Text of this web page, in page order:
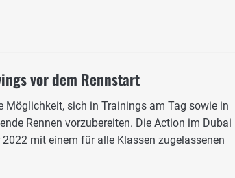
vor dem Rennstart
Möglichkeit, sich in Trainings am Tag sowie in
Rennen vorzubereiten. Die Action im Dubai
mit einem für alle Klassen zugelassenen